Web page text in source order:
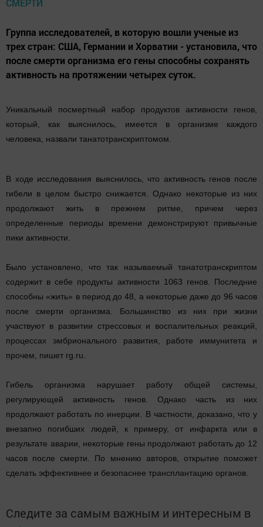
Группа исследователей, в которую вошли ученые из
трех стран: США, Германии и Хорватии - установила, что
после смерти организма его гены способны сохранять
активность на протяжении четырех суток.
Уникальный посмертный набор продуктов активности генов,
который, как выяснилось, имеется в организме каждого
человека, назвали танатотранскриптомом.
В ходе исследования выяснилось, что активность генов после
гибели в целом быстро снижается. Однако некоторые из них
продолжают жить в прежнем ритме, причем через
определенные периоды времени демонстрируют привычные
пики активности.
Было установлено, что так называемый танатотранскриптом
содержит в себе продукты активности 1063 генов. Последние
способны «жить» в период до 48, а некоторые даже до 96 часов
после смерти организма. Большинство из них при жизни
участвуют в развитии стрессовых и воспалительных реакций,
процессах эмбрионального развития, работе иммунитета и
прочем, пишет rg.ru.
Гибель организма нарушает работу общей системы,
регулирующей активность генов. Однако часть из них
продолжают работать по инерции. В частности, доказано, что у
внезапно погибших людей, к примеру, от инфаркта или в
результате аварии, некоторые гены продолжают работать до 12
часов после смерти. По мнению авторов, открытие поможет
сделать эффективнее и безопаснее трансплантацию органов.
Следите за самым важным и интересным в